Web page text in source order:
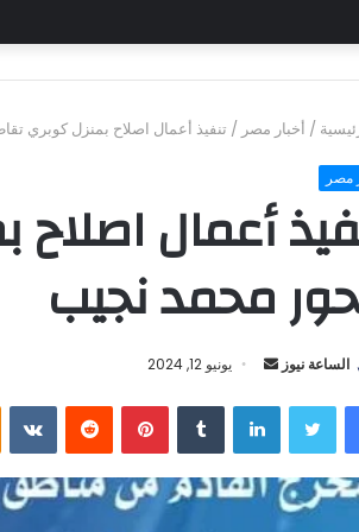
/ أخبار مصر / تنفيذ أعمال اصلاح بمنزل كوبري
مصر
أعمال
محمد نجيب
الساعة نيوز
أرسل
إلكترونيا
يونيو 12, 2024
فيسبوكتويتر لينكدإن بينتيريست